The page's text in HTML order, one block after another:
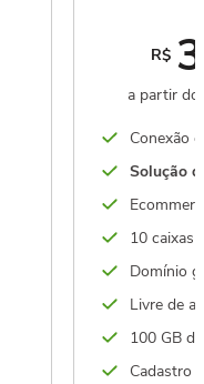
R$
a partir do
Conexão
Solução
10 caixas
Domínio
Livre de
100 GB
Cadastro